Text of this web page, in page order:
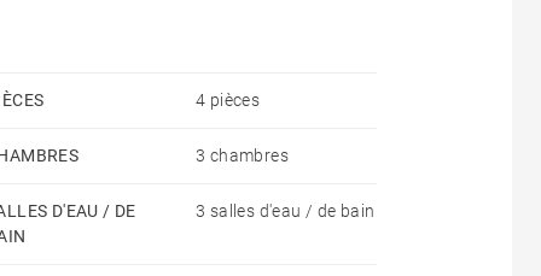
4 pièces
3 chambres
D'EAU / DE
3 salles d'eau / de bain